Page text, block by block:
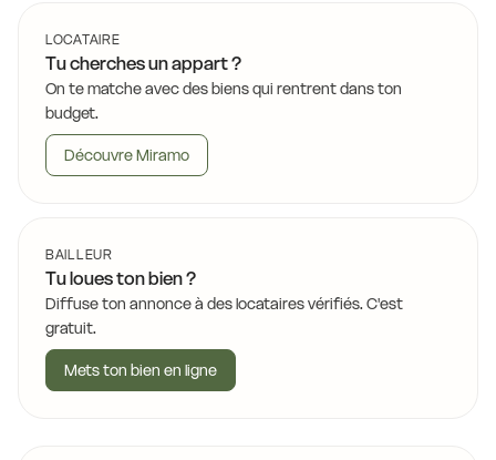
LOCATAIRE
Tu cherches un appart ?
On te matche avec des biens qui rentrent dans ton
budget.
Découvre Miramo
BAILLEUR
Tu loues ton bien ?
Diffuse ton annonce à des locataires vérifiés. C'est
gratuit.
Mets ton bien en ligne